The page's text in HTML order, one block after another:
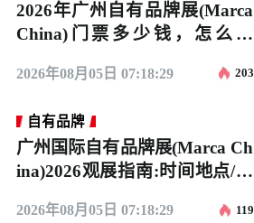
2026年广州自有品牌展(Marca
China)门票多少钱，怎么购
2026年08月05日 07:18:29 203
自有品牌
广州国际自有品牌展(Marca Ch
ina)2026观展指南:时间地点/门
2026年08月05日 07:18:29 119